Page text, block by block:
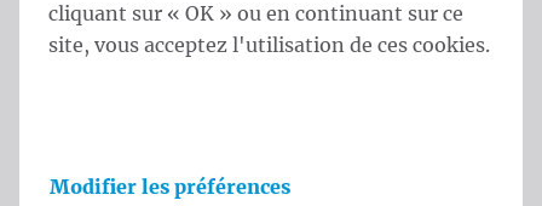
Informations sur le produit
cliquant sur « OK » ou en continuant sur ce
site, vous acceptez l'utilisation de ces cookies.
Modifier les préférences